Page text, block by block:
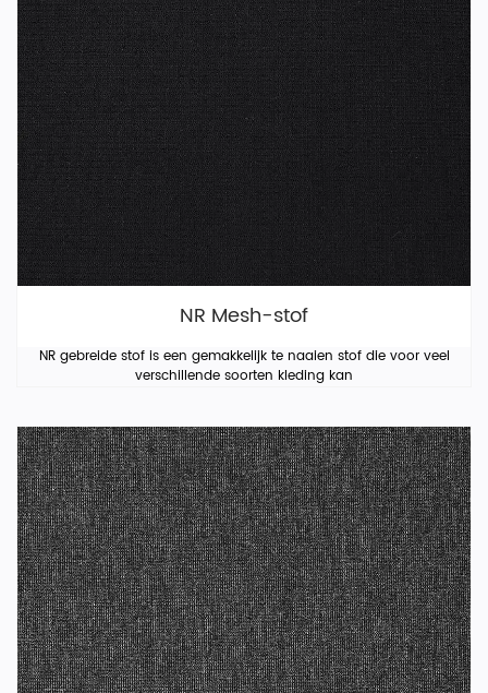
NR Mesh-stof
NR gebreide stof is een gemakkelijk te naaien stof die voor veel
verschillende soorten kleding kan